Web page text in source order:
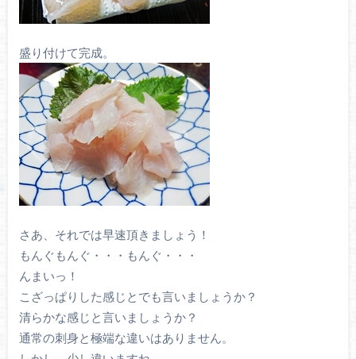
盛り付けて完成。
さあ、それでは早速頂きましょう！
もんぐもんぐ・・・もんぐ・・・
んまいっ！
こざっぱりした感じとでも言いましょうか？
清らかな感じと言いましょうか？
通常の刺身と極端な違いはありません。